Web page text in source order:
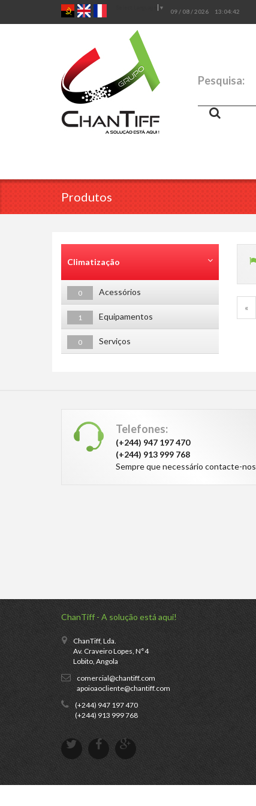
▼
09 / 08 / 2026 13:04:43
Pesquisa:
Produtos
Climatização
0 Acessórios
1 Equipamentos
0 Serviços
«
Telefones:
(+244) 947 197 470
(+244) 913 999 768
Sempre que necessário contacte-nos
ChanTiff - A solução está aqui!
ChanTiff, Lda.
Av. Craveiro Lopes, N°4
Lobito, Angola
comercial@chantiff.com
apoioaocliente@chantiff.com
(+244) 947 197 470
(+244) 913 999 768